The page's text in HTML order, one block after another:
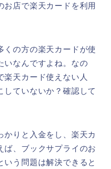
お店で楽天カードを利用
くの方の楽天カードが使
いなんですよね。なの
楽天カード使えない人
していないか？確認して
かりと入金をし、楽天カ
ば、ブックサプライのお
いう問題は解決できると